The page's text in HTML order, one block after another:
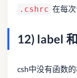
.cshrc 在每次
12) label
csh中没有函数